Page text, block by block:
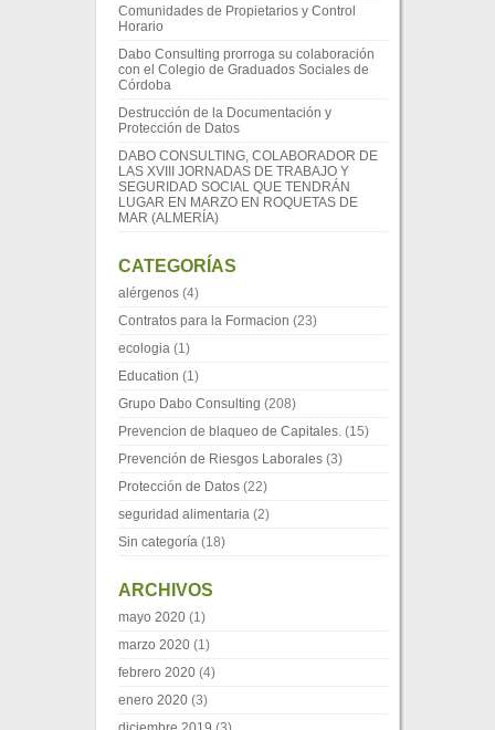
Comunidades de Propietarios y Control
Horario
Dabo Consulting prorroga su colaboración
con el Colegio de Graduados Sociales de
Córdoba
Destrucción de la Documentación y
Protección de Datos
DABO CONSULTING, COLABORADOR DE
LAS XVIII JORNADAS DE TRABAJO Y
SEGURIDAD SOCIAL QUE TENDRÁN
LUGAR EN MARZO EN ROQUETAS DE
MAR (ALMERÍA)
CATEGORÍAS
alérgenos (4)
Contratos para la Formacion (23)
ecologia (1)
Education (1)
Grupo Dabo Consulting (208)
Prevencion de blaqueo de Capitales. (15)
Prevención de Riesgos Laborales (3)
Protección de Datos (22)
seguridad alimentaria (2)
Sin categoría (18)
ARCHIVOS
mayo 2020 (1)
marzo 2020 (1)
febrero 2020 (4)
enero 2020 (3)